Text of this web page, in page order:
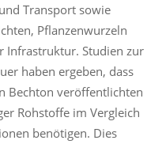
Transport sowie
Pflanzenwurzeln
Infrastruktur. Studien zur
haben ergeben, dass
Bechton veröffentlichten
Rohstoffe im Vergleich
benötigen. Dies